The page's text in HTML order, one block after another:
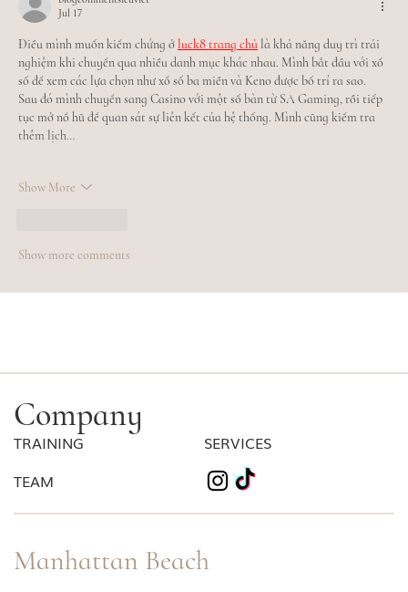
Jul 17
Điều mình muốn kiểm chứng ở luck8 trang chủ là khả năng duy trì trải
nghiệm khi chuyển qua nhiều danh mục khác nhau. Mình bắt đầu với xổ
số để xem các lựa chọn như xổ số ba miền và Keno được bố trí ra sao.
Sau đó mình chuyển sang Casino với một số bàn từ SA Gaming, rồi tiếp
tục mở nổ hũ để quan sát sự liên kết của hệ thống. Mình cũng kiểm tra
thêm lịch…
Show More
Show more comments
Manhattan Beach
Company
TRAINING
TEAM
SERVICES